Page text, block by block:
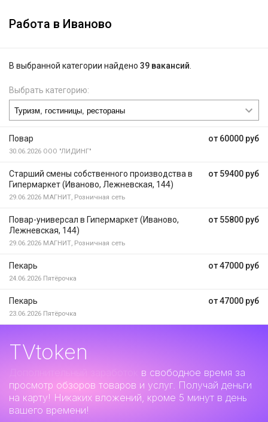
Работа в Иваново
В выбранной категории найдено 39 вакансий
Выбрать категорию:
от 60000 руб
Повар
30.06.2026 ООО "ЛИДИНГ"
от 59400 руб
Старший смены собственного производства в
Гипермаркет (Иваново, Лежневская, 144)
29.06.2026 МАГНИТ, Розничная сеть
от 55800 руб
Повар-универсал в Гипермаркет (Иваново,
Лежневская, 144)
29.06.2026 МАГНИТ, Розничная сеть
от 47000 руб
Пекарь
24.06.2026 Пятёрочка
от 47000 руб
Пекарь
23.06.2026 Пятёрочка
TVtoken
в свободное время за
просмотр обзоров товаров и услуг. Получай деньги
на карту! Никаких вложений, кроме 5 минут в день
вашего времени!